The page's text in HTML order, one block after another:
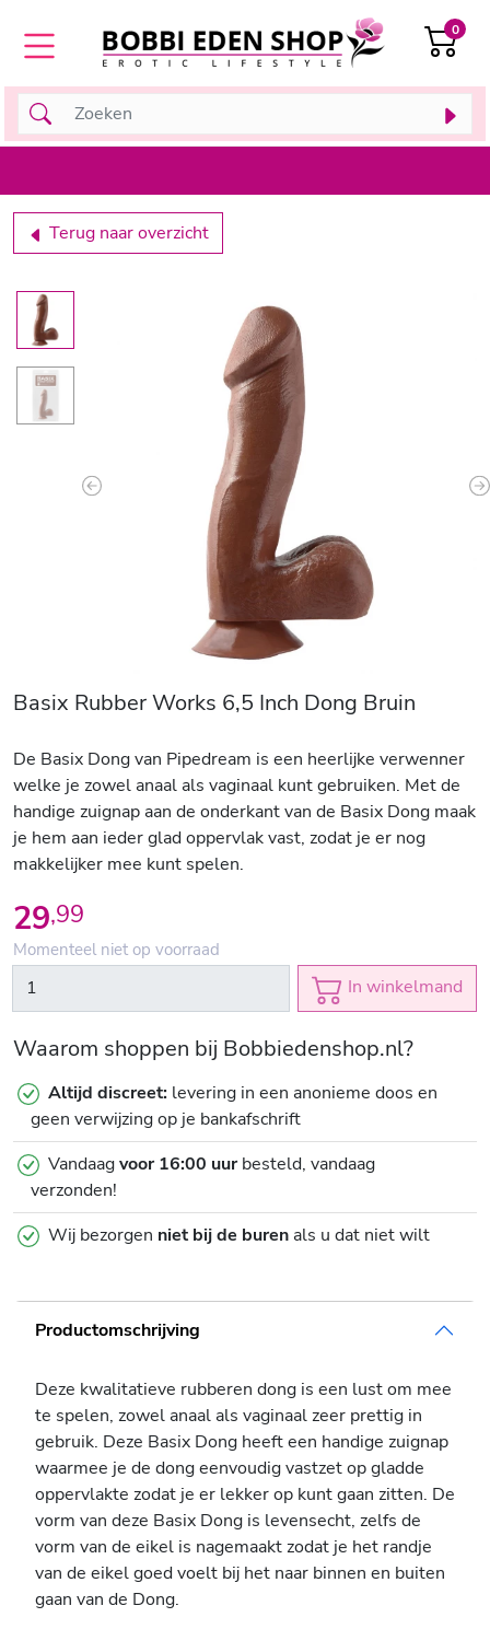
0
Terug naar overzicht
Previous
Basix Rubber Works 6,5 Inch Dong Bruin
De Basix Dong van Pipedream is een heerlijke verwenner
welke je zowel anaal als vaginaal kunt gebruiken. Met de
handige zuignap aan de onderkant van de Basix Dong maak
je hem aan ieder glad oppervlak vast, zodat je er nog
makkelijker mee kunt spelen.
29,99
Momenteel niet op voorraad
In winkelmand
Waarom shoppen bij Bobbiedenshop.nl?
Altijd discreet: levering in een anonieme doos en
geen verwijzing op je bankafschrift
Vandaagvoor 16:00 uurbesteld, vandaag
verzonden!
Wij bezorgen niet bij de burenals u dat niet wilt
Productomschrijving
Deze kwalitatieve rubberen dong is een lust om mee
te spelen, zowel anaal als vaginaal zeer prettig in
gebruik. Deze Basix Dong heeft een handige zuignap
waarmee je de dong eenvoudig vastzet op gladde
oppervlakte zodat je er lekker op kunt gaan zitten. De
vorm van deze Basix Dong is levensecht, zelfs de
vorm van de eikel is nagemaakt zodat je het randje
van de eikel goed voelt bij het naar binnen en buiten
gaan van de Dong.